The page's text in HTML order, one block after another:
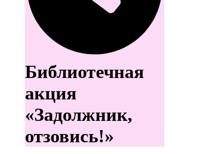
Библиотечная
акция
«Задолжник,
отзовись!»